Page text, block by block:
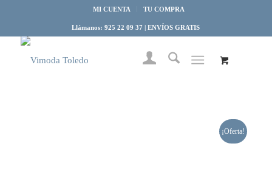
MI CUENTA TU COMPRA
Llámanos: 925 22 09 37 | ENVÍOS GRATIS
¡Oferta!